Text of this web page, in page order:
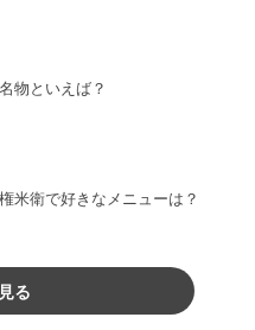
物といえば？
米衛で好きなメニューは？
る